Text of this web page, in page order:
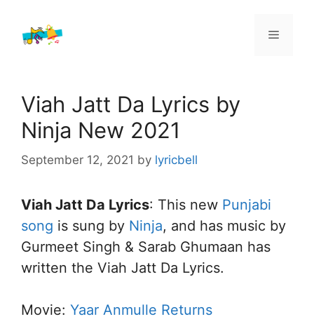
content
Menu
Viah Jatt Da Lyrics by
Ninja New 2021
September 12, 2021 by lyricbell
Viah Jatt Da Lyrics: This new Punjabi
song is sung by Ninja, and has music by
Gurmeet Singh & Sarab Ghumaan has
written the Viah Jatt Da Lyrics.
Movie: Yaar Anmulle Returns